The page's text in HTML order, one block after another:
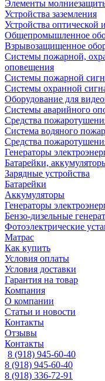
Элементы
Устройства заземления
Устройства оптической
Общепромышленное
Взрывозащищенное
Системы пожарной,
оповещения
Системы пожарной
Системы охранной
Оборудование для
Системы аварийного
Средства
Система водяного
Средства
Генераторы
Батарейки,
Зарядные устройства
Батарейки
Аккумуляторы
Генераторы
Бензо-дизельные
Фотоэлектрические
Матрас
Как купить
Условия оплаты
Условия доставки
Гарантия на товар
Компания
О компании
Статьи и новости
Контакты
Отзывы
Контакты
8 (918) 945-60-40
8 (918) 945-60-40
8 (918) 336-72-91